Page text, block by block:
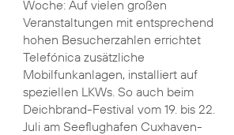
Woche: Auf vielen großen
Veranstaltungen mit entsprechend
hohen Besucherzahlen errichtet
Telefónica zusätzliche
Mobilfunkanlagen, installiert auf
speziellen LKWs. So auch beim
Deichbrand-Festival vom 19. bis 22.
Juli am Seeflughafen Cuxhaven-